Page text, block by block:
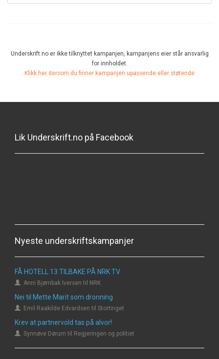
Underskrift.no er ikke tilknyttet kampanjen, kampanjens eier står ansvarlig
for innholdet.
Klikk her dersom du finner kampanjen upassende eller støtende
Lik Underskrift.no på Facebook
Nyeste underskriftskampanjer
FÅ HOTELL 13 TILBAKE PÅ NRK TV
Anni Bjørnbak Iversen til NRK
Nei til Mette Marit som dronning
Emil Raakilde Edvardsen til Stortinget
Krev at partnervold tas på alvor!
Synnøve Dørum til Regjeringen og politiet